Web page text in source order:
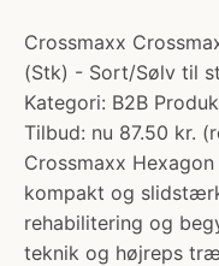
Crossmaxx
(Stk) - Sort/Sølv til
Kategori: B2B
Tilbud: nu 87.50 kr.
Crossmaxx
kompakt og
rehabilitering og
teknik og højreps